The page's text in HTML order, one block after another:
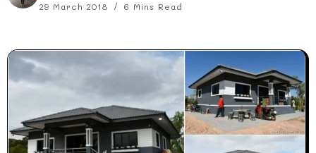
29 March 2018 6 Mins Read